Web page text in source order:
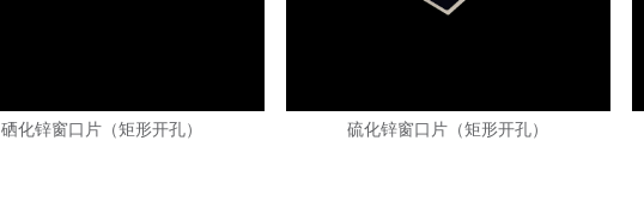
硒化锌窗口片（矩形开孔） 硫化锌窗口片（矩形开孔）